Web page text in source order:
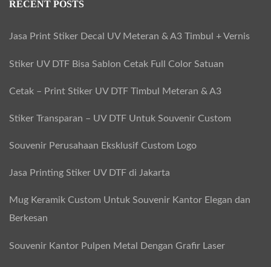
RECENT POSTS
Jasa Print Stiker Decal UV Meteran & A3 Timbul + Vernis
Stiker UV DTF Bisa Sablon Cetak Full Color Satuan
Cetak – Print Stiker UV DTF Timbul Meteran & A3
Stiker Transparan – UV DTF Untuk Souvenir Custom
Souvenir Perusahaan Eksklusif Custom Logo
Jasa Printing Stiker UV DTF di Jakarta
Mug Keramik Custom Untuk Souvenir Kantor Elegan dan
Berkesan
Souvenir Kantor Pulpen Metal Dengan Grafir Laser